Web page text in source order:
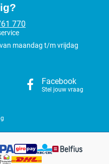
770
maandag t/m vrijdag
Facebook
Stel jouw vraag